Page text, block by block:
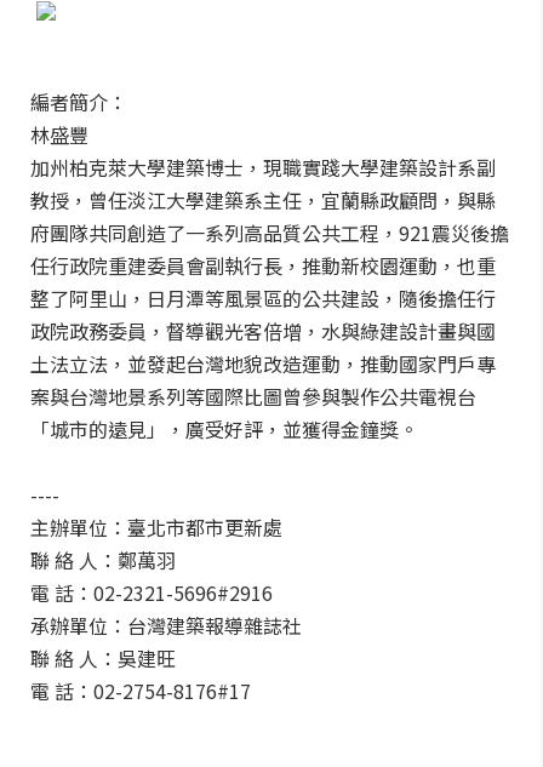
編者簡介：
林盛豐
加州柏克萊大學建築博士，現職實踐大學建築設計系副
教授，曾任淡江大學建築系主任，宜蘭縣政顧問，與縣
府團隊共同創造了一系列高品質公共工程，921震災後擔
任行政院重建委員會副執行長，推動新校園運動，也重
整了阿里山，日月潭等風景區的公共建設，隨後擔任行
政院政務委員，督導觀光客倍增，水與綠建設計畫與國
土法立法，並發起台灣地貌改造運動，推動國家門戶專
案與台灣地景系列等國際比圖曾參與製作公共電視台
「城市的遠見」，廣受好評，並獲得金鐘獎。
----
主辦單位：臺北市都市更新處
聯 絡 人：鄭萬羽
電 話：02-2321-5696#2916
承辦單位：台灣建築報導雜誌社
聯 絡 人：吳建旺
電 話：02-2754-8176#17